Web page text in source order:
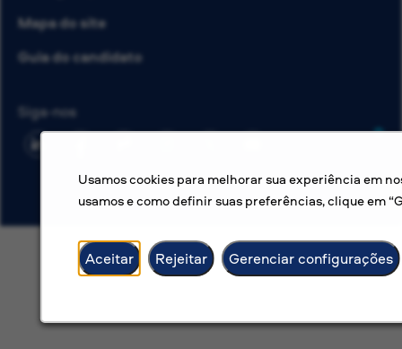
Usamos cookies para melhorar sua experiência em
usamos e como definir suas preferências, clique em
Aceitar Rejeitar Gerenciar configurações
Mapa do site
Guia do candidato
Siga-nos